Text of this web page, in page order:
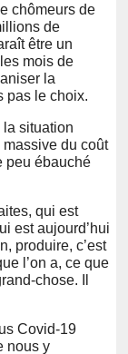
chômeurs de
de
être un
mois de
la
pas le choix.
situation
du coût
peu ébauché
qui est
est aujourd’hui
produire, c’est
l’on a, ce que
chose. Il
Covid-19
nous y